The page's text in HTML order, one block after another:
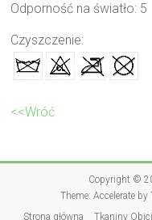
Odporność na światło: 5
Czyszczenie:
<<Wróć
Copyright ©
Theme: Accelerateby
Strona główna
Tkaniny